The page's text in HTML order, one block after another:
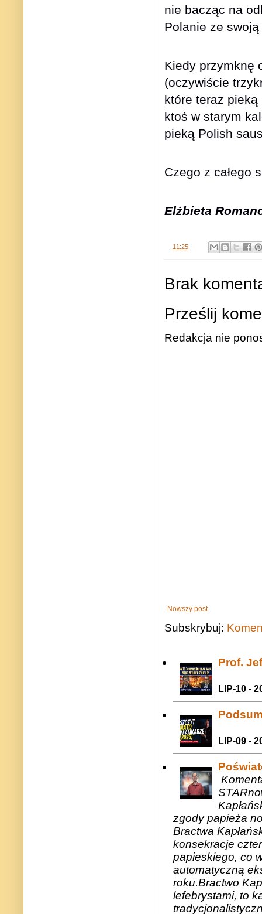
nie bacząc na
Polanie ze swoją
Kiedy przymknę
(oczywiście
które teraz pieką
ktoś w starym
pieką Polish
Czego z całego
Elżbieta
11:25
Brak
Prześlij
Redakcja nie
Nowszy post
Subskrybuj:
Prof.
LIP-10 -
LIP-09 -
zgody papieża
Bractwa
konsekracje
papieskiego, co
automatyczną
roku.Bractwo
lefebrystami, to